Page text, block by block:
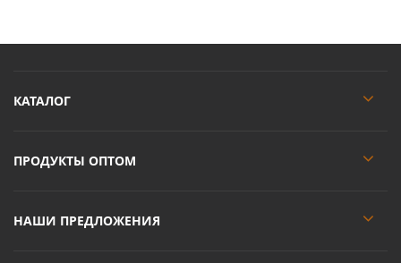
КАТАЛОГ
ПРОДУКТЫ ОПТОМ
НАШИ ПРЕДЛОЖЕНИЯ